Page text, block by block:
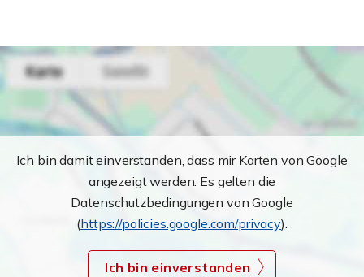
Ich bin damit einverstanden, dass mir Karten von Google
angezeigt werden. Es gelten die
Datenschutzbedingungen von Google
(https://policies.google.com/privacy).
Ich bin einverstanden